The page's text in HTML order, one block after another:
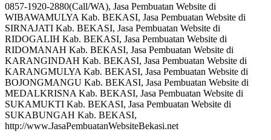
0857-1920-2880(Call/WA), Jasa Pembuatan Website di
WIBAWAMULYA Kab. BEKASI, Jasa Pembuatan Website di
SIRNAJATI Kab. BEKASI, Jasa Pembuatan Website di
RIDOGALIH Kab. BEKASI, Jasa Pembuatan Website di
RIDOMANAH Kab. BEKASI, Jasa Pembuatan Website di
KARANGINDAH Kab. BEKASI, Jasa Pembuatan Website di
KARANGMULYA Kab. BEKASI, Jasa Pembuatan Website di
BOJONGMANGU Kab. BEKASI, Jasa Pembuatan Website di
MEDALKRISNA Kab. BEKASI, Jasa Pembuatan Website di
SUKAMUKTI Kab. BEKASI, Jasa Pembuatan Website di
SUKABUNGAH Kab. BEKASI,
http://www.JasaPembuatanWebsiteBekasi.net